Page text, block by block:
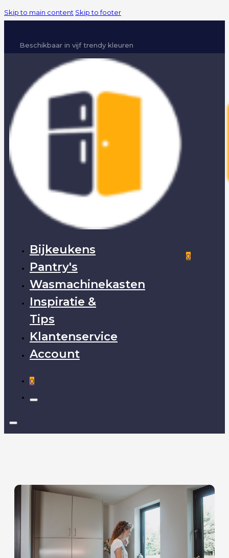
Skip to main content Skip to footer
Beschikbaar in vijf trendy kleuren
0
Bijkeukens
Pantry's
Wasmachinekasten
Inspiratie &
Tips
Klantenservice
Account
0